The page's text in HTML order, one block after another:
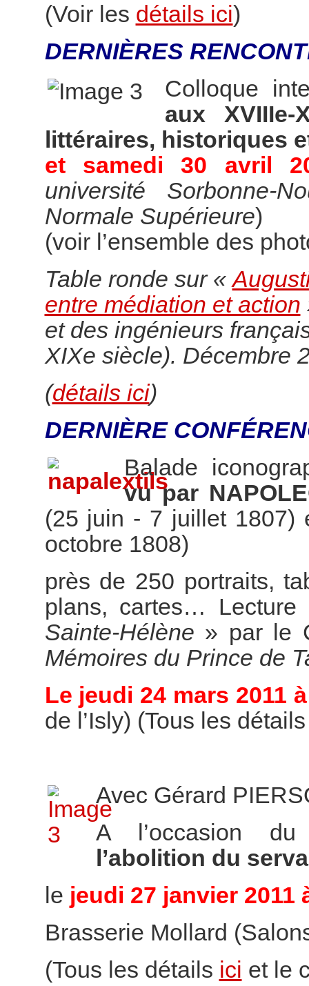
(Voir les détails ici)
DERNIÈRES
Colloque
aux
littéraires, historiques
et samedi 30 avril
université
Normale Supérieure)
(voir l’ensemble des
Table ronde sur «
entre médiation et action
et des ingénieurs
XIXe siècle). Décembre
(détails ici)
DERNIÈRE
Balade
vu par
(25 juin - 7 juillet
octobre 1808)
près de 250 portraits,
plans, cartes…
Sainte-Hélène » par le
Mémoires du Prince de
Le jeudi 24 mars 2011
de l’Isly) (Tous les
Avec Gérard
A l’occasion
l’abolition du
le jeudi 27 janvier 2011
Brasserie Mollard
(Tous les détails ici et le